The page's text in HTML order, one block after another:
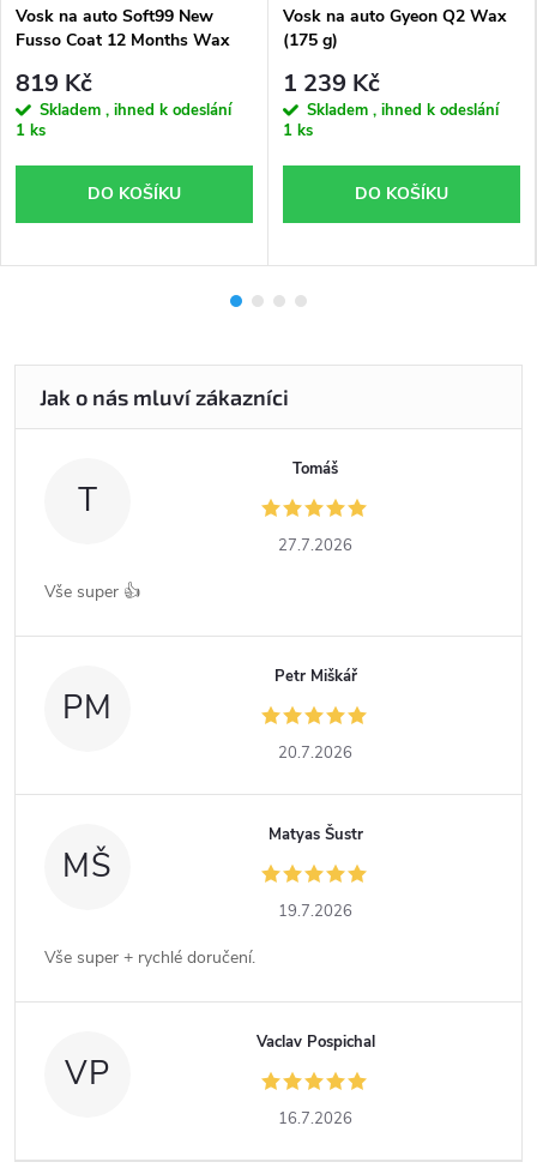
Vosk na auto Soft99 New
Fusso Coat 12 Months Wax
819 Kč
Skladem , ihned k odeslání
1 ks
DO KOŠÍKU
Vosk na auto Gyeon Q2 Wax
(175 g)
1 239 Kč
Skladem , ihned k odeslání
1 ks
DO KOŠÍKU
T
Tomáš
27.7.2026
Vše super 👍
PM
Petr Miškář
20.7.2026
MŠ
Matyas Šustr
19.7.2026
Vše super + rychlé doručení.
VP
Vaclav Pospichal
16.7.2026